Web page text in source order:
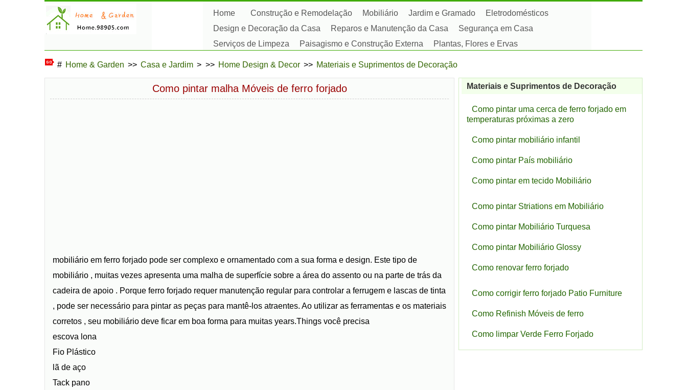
Home Construção e Remodelação Mobiliário Jardim e Gramado
Eletrodomésticos
Design e Decoração da Casa
Reparos e Manutenção da Casa
Segurança em Casa
Serviços de Limpeza
Paisagismo e Construção Externa
Plantas, Flores e Ervas
# Home & Garden >> Casa e Jardim > >> Home Design & Decor >> Materiais e Suprimentos de Decoração
Como pintar malha Móveis de ferro forjado
mobiliário em ferro forjado pode ser complexo e ornamentado com a sua forma e design. Este tipo de
mobiliário , muitas vezes apresenta uma malha de superfície sobre a área do assento ou na parte de trás da
cadeira de apoio . Porque ferro forjado requer manutenção regular para controlar a ferrugem e lascas de tinta
, pode ser necessário para pintar as peças para mantê-los atraentes. Ao utilizar as ferramentas e os materiais
corretos , seu mobiliário deve ficar em boa forma para muitas years.Things você precisa
escova lona
Fio Plástico
lã de aço
Tack pano
Materiais e Suprimentos de Decoração
Como pintar uma cerca de ferro forjado em
temperaturas próximas a zero
Como pintar mobiliário infantil
Como pintar País mobiliário
Como pintar em tecido Mobiliário
Como pintar Striations em Mobiliário
Como pintar Mobiliário Turquesa
Como pintar Mobiliário Glossy
Como renovar ferro forjado
Como corrigir ferro forjado Patio Furniture
Como Refinish Móveis de ferro
Como limpar Verde Ferro Forjado